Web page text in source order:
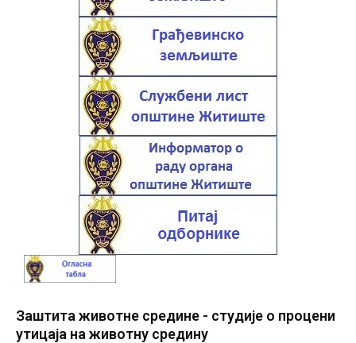
Заштита животне средине - студије о процени
утицаја на животну средину